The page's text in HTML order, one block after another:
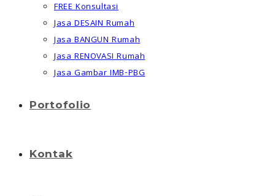
FREE Konsultasi
Jasa DESAIN Rumah
Jasa BANGUN Rumah
Jasa RENOVASI Rumah
Jasa Gambar IMB-PBG
Portofolio
Kontak